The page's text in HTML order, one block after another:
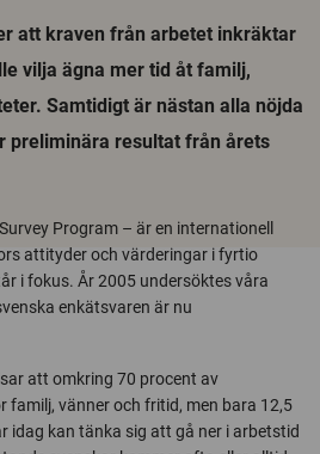
att kraven från arbetet inkräktar
vilja ägna mer tid åt familj,
Samtidigt är nästan alla nöjda
preliminära resultat från årets
Program – är en internationell
attityder och värderingar i fyrtio
i fokus. År 2005 undersöktes våra
enkätsvaren är nu
att omkring 70 procent av
familj, vänner och fritid, men bara 12,5
idag kan tänka sig att gå ner i arbetstid